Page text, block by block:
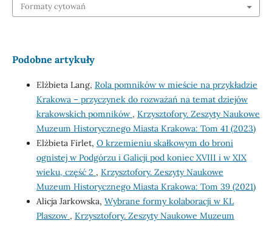
Formaty cytowań
Podobne artykuły
Elżbieta Lang, Rola pomników w mieście na przykładzie
Krakowa – przyczynek do rozważań na temat dziejów
krakowskich pomników , Krzysztofory. Zeszyty Naukowe
Muzeum Historycznego Miasta Krakowa: Tom 41 (2023)
Elżbieta Firlet, O krzemieniu skałkowym do broni
ognistej w Podgórzu i Galicji pod koniec XVIII i w XIX
wieku, część 2 , Krzysztofory. Zeszyty Naukowe
Muzeum Historycznego Miasta Krakowa: Tom 39 (2021)
Alicja Jarkowska, Wybrane formy kolaboracji w KL
Plaszow , Krzysztofory. Zeszyty Naukowe Muzeum